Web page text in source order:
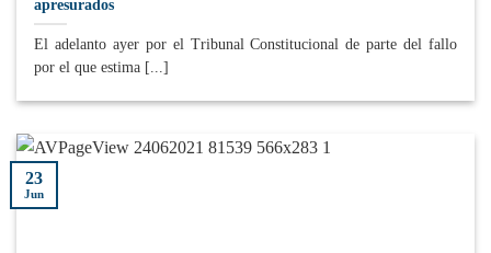
apresurados
El adelanto ayer por el Tribunal Constitucional de parte del fallo
por el que estima [...]
23
Jun